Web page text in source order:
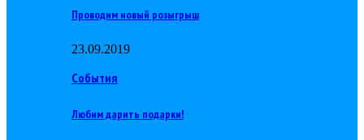
Проводим новый розыгрыш
23.09.2019
События
Любим дарить подарки!